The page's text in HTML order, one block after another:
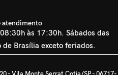
atendimento
às 17:30h. Sábados das
Brasília exceto feriados.